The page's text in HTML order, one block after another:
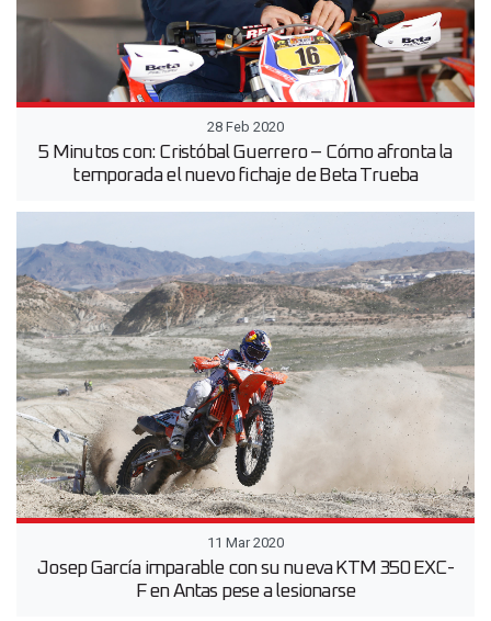
28 Feb 2020
5 Minutos con: Cristóbal Guerrero – Cómo afronta la
temporada el nuevo fichaje de Beta Trueba
11 Mar 2020
Josep García imparable con su nueva KTM 350 EXC-
F en Antas pese a lesionarse